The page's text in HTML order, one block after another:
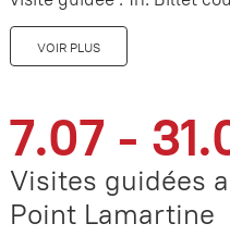
VOIR PLUS
7.07 -
Visites guidées
Point Lamartine